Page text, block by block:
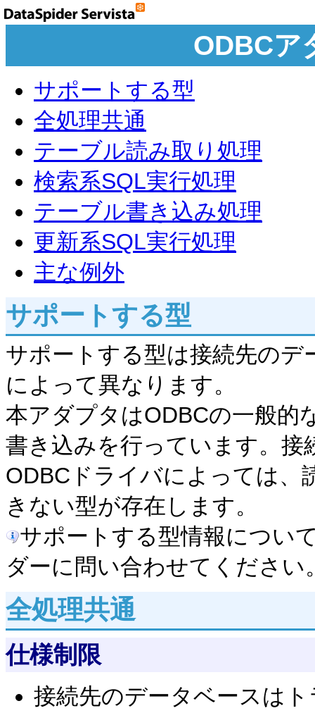
ODBCア
サポートする型
全処理共通
テーブル読み取り処理
検索系SQL実行処理
テーブル書き込み処理
更新系SQL実行処理
主な例外
サポートする型
サポートする型は接続先の
によって異なります。
本アダプタはODBCの一般的
書き込みを行っています。
ODBCドライバによっては、
きない型が存在します。
サポートする型情報につい
ダーに問い合わせてください
全処理共通
仕様制限
接続先のデータベースは